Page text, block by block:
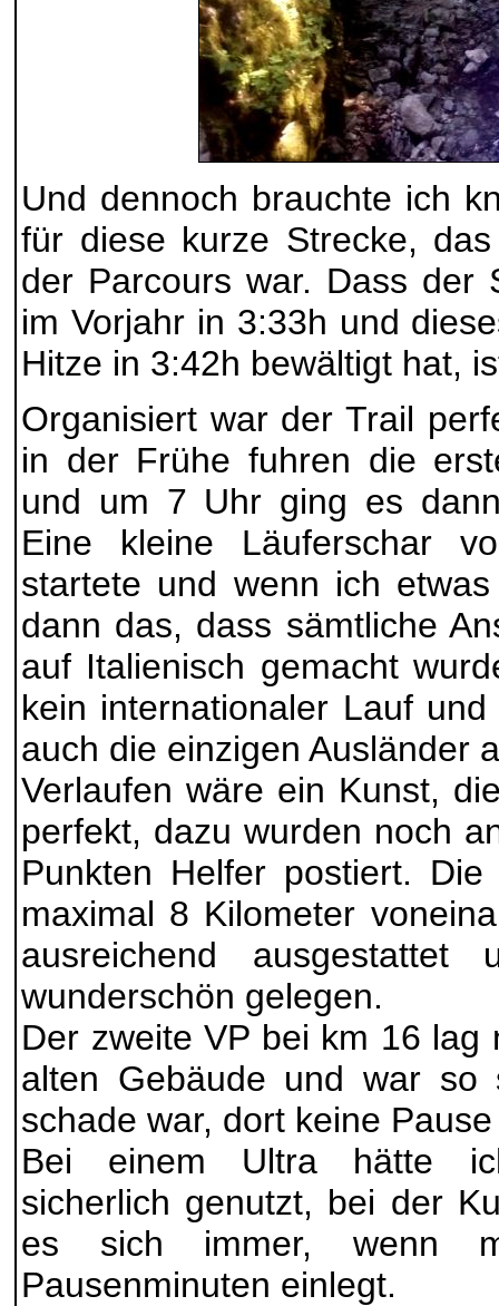
Und dennoch brauchte ich
für diese kurze Strecke,
der Parcours war. Dass der
im Vorjahr in 3:33h und
Hitze in 3:42h bewältigt hat,
Organisiert war der Trail
in der Frühe fuhren die
und um 7 Uhr ging es
Eine kleine Läuferschar
startete und wenn ich etwas
dann das, dass sämtliche
auf Italienisch gemacht
kein internationaler Lauf
auch die einzigen Ausländer
Verlaufen wäre ein Kunst,
perfekt, dazu wurden noch
Punkten Helfer postiert. Die
maximal 8 Kilometer
ausreichend ausgestattet
wunderschön gelegen.
Der zweite VP bei km 16 lag
alten Gebäude und war so
schade war, dort keine
Bei einem Ultra hätte
sicherlich genutzt, bei der
es sich immer, wenn
Pausenminuten einlegt.